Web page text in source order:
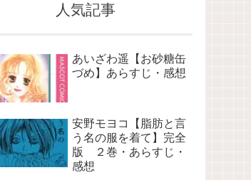
人気記事
あいざわ遥【お砂糖缶
づめ】あらすじ・感想
安野モヨコ【脂肪と言
う名の服を着て】完全
版 ２巻・あらすじ・
感想